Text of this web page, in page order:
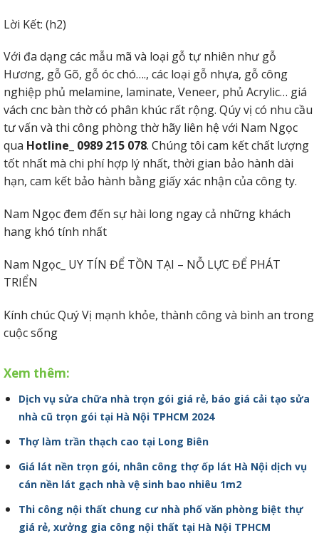
Lời Kết: (h2)
Với đa dạng các mẫu mã và loại gỗ tự nhiên như gỗ
Hương, gỗ Gõ, gỗ óc chó…., các loại gỗ nhựa, gỗ công
nghiệp phủ melamine, laminate, Veneer, phủ Acrylic… giá
vách cnc bàn thờ có phân khúc rất rộng. Qúy vị có nhu cầu
tư vấn và thi công phòng thờ hãy liên hệ với Nam Ngọc
qua Hotline_ 0989 215 078. Chúng tôi cam kết chất lượng
tốt nhất mà chi phí hợp lý nhất, thời gian bảo hành dài
hạn, cam kết bảo hành bằng giấy xác nhận của công ty.
Nam Ngọc đem đến sự hài long ngay cả những khách
hang khó tính nhất
Nam Ngọc_ UY TÍN ĐỂ TỒN TẠI – NỖ LỰC ĐỂ PHÁT
TRIỂN
Kính chúc Quý Vị mạnh khỏe, thành công và bình an trong
cuộc sống
Xem thêm:
Dịch vụ sửa chữa nhà trọn gói giá rẻ, báo giá cải tạo sửa
nhà cũ trọn gói tại Hà Nội TPHCM 2024
Thợ làm trần thạch cao tại Long Biên
Giá lát nền trọn gói, nhân công thợ ốp lát Hà Nội dịch vụ
cán nền lát gạch nhà vệ sinh bao nhiêu 1m2
Thi công nội thất chung cư nhà phố văn phòng biệt thự
giá rẻ, xưởng gia công nội thất tại Hà Nội TPHCM